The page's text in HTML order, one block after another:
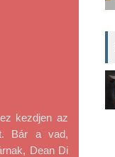
kezdjen az
Bár a vad,
Dean Di